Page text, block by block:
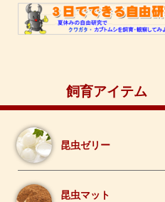
飼育アイテム
昆虫ゼリー
昆虫マット